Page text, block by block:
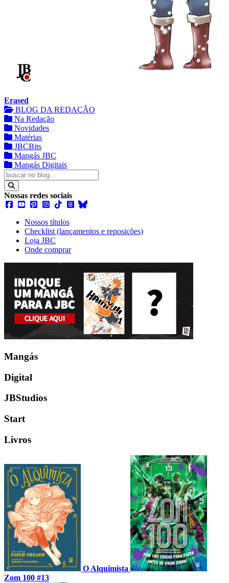
Erased
BLOG DA REDAÇÃO
Na Redação
Novidades
Matérias
JBCBits
Mangás JBC
Mangás Digitais
Nossas redes sociais
Nossos títulos
Checklist (lançamentos e reposições)
Loja JBC
Onde comprar
Mangás
Digital
JBStudios
Start
Livros
O Alquimista
Zom 100 #13